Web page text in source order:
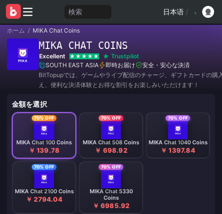
検索 日本语 /
ホーム / MIKA Chat Coins
MIKA CHAT COINS
Excellent
Trustpilot
SOUTH EAST ASIA
即時お届け
安全・安心な決済
BitTopupでは、ゲームやライブ配信のチャージ、ギフトカードの購
え、便利な決済体験とお得な割引をお楽しみいただけます！
金額を選択
70% OFF
MIKA Chat 100 Coins
￥ 139.78
70% OFF
MIKA Chat 508 Coins
￥ 698.92
70% OFF
MIKA Chat 1040 Coins
￥ 1397.84
70% OFF
MIKA Chat 2100 Coins
￥ 2794.04
70% OFF
MIKA Chat 5330
Coins
￥ 6985.92